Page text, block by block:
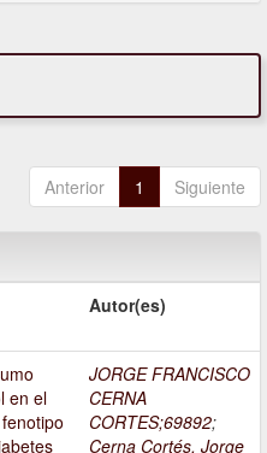
Anterior 1 Siguiente
Autor(es)
en el
JORGE FRANCISCO
CERNA
CORTES;69892;
Cerna Cortés, Jorge